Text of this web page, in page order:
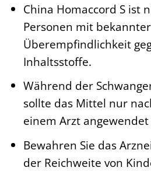
China Homaccord S ist
Personen mit bekannter
Überempfindlichkeit
Inhaltsstoffe.
Während der
sollte das Mittel nur
einem Arzt
Bewahren Sie das
der Reichweite von